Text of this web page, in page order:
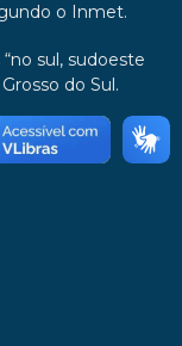
o Inmet.
sul, sudoeste
do Sul.